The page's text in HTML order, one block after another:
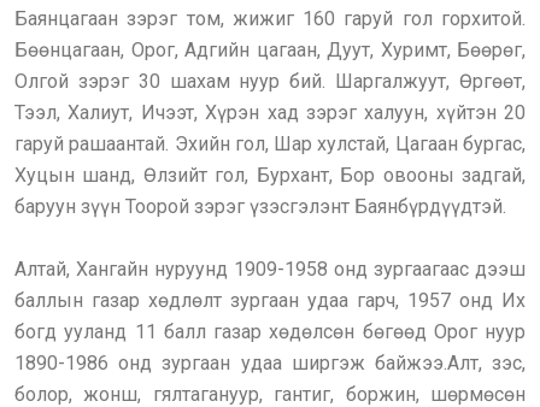
Баянцагаан зэрэг том, жижиг 160 гаруй гол горхитой.
Бөөнцагаан, Орог, Адгийн цагаан, Дуут, Хуримт, Бөөрөг,
Олгой зэрэг 30 шахам нуур бий. Шаргалжуут, Өргөөт,
Тээл, Халиут, Ичээт, Хүрэн хад зэрэг халуун, хүйтэн 20
гаруй рашаантай. Эхийн гол, Шар хулстай, Цагаан бургас,
Хуцын шанд, Өлзийт гол, Бурхант, Бор овооны задгай,
баруун зүүн Тоорой зэрэг үзэсгэлэнт Баянбүрдүүдтэй.
Алтай, Хангайн нуруунд 1909-1958 онд зургаагаас дээш
баллын газар хөдлөлт зургаан удаа гарч, 1957 онд Их
богд ууланд 11 балл газар хөдөлсөн бөгөөд Орог нуур
1890-1986 онд зургаан удаа ширгэж байжээ.Алт, зэс,
болор, жонш, гялтагануур, гантиг, боржин, шөрмөсөн